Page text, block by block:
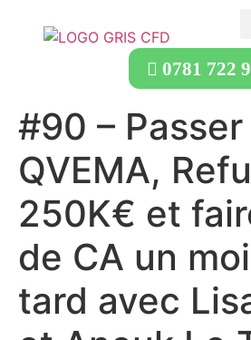
0781 722
#90 –
QVEMA,
250K€ et
de CA un
tard avec